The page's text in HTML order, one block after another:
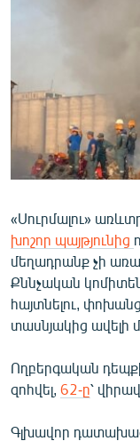
ՏՏ ԵՒ ԻՆՏԵՐՆԵՏ
ԿՈՐՈՆԱՎԻՐՈՒՍ
ՏԵՍԱՆՅՈՒԹԵՐ
ԲԱՆԱՎԵՃ
ՁԳՏԵԼՈՎ
ՓՈԴՔԱՍԹ
Հայերեն
English
Русский
«Սուրմալու»
խոշոր պայթյունից
մեղադրանք չի
Քննչական
հայտնելու,
տասնյակից ավելի
Ողբերգական
զոհվել, 62-ը՝
Գլխավոր